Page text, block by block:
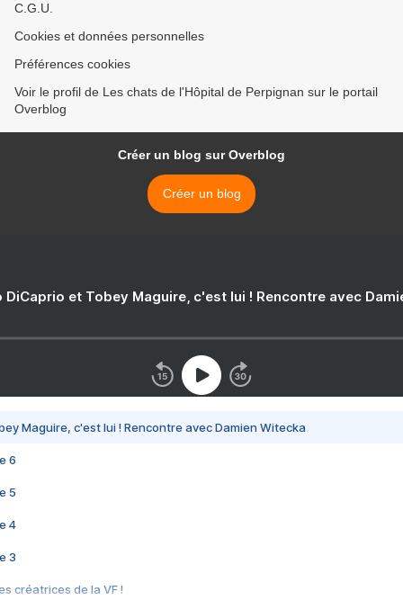
C.G.U.
Cookies et données personnelles
Préférences cookies
Voir le profil de Les chats de l'Hôpital de Perpignan sur le portail
Overblog
Créer un blog sur Overblog
Créer un blog
DiCaprio et Tobey Maguire, c'est lui ! Rencontre avec
Maguire, c'est lui ! Rencontre avec Damien Witecka
6
5
4
3
créatrices de la VF !